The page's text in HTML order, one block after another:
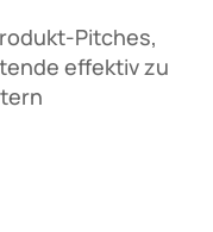
Pitches,
effektiv zu